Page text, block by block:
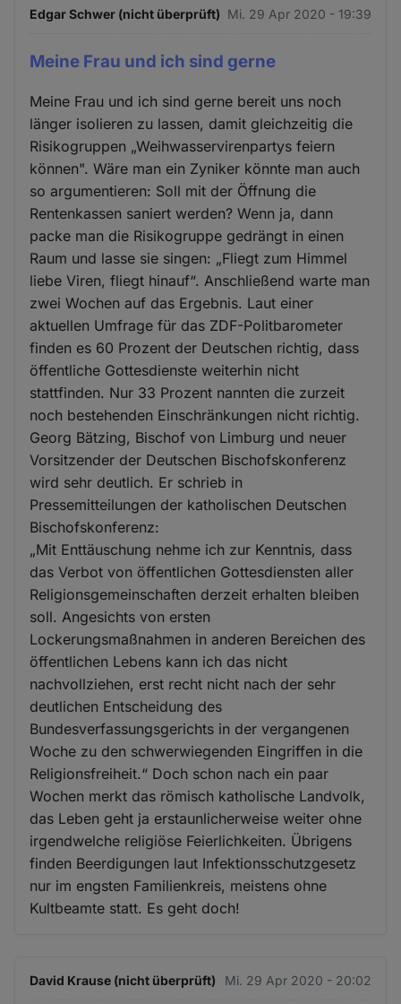
Edgar Schwer (nicht überprüft) Mi. 29 Apr 2020 - 19:39
Meine Frau und ich sind gerne
Meine Frau und ich sind gerne bereit uns noch
länger isolieren zu lassen, damit gleichzeitig die
Risikogruppen „Weihwasservirenpartys feiern
können". Wäre man ein Zyniker könnte man auch
so argumentieren: Soll mit der Öffnung die
Rentenkassen saniert werden? Wenn ja, dann
packe man die Risikogruppe gedrängt in einen
Raum und lasse sie singen: „Fliegt zum Himmel
liebe Viren, fliegt hinauf“. Anschließend warte man
zwei Wochen auf das Ergebnis. Laut einer
aktuellen Umfrage für das ZDF-Politbarometer
finden es 60 Prozent der Deutschen richtig, dass
öffentliche Gottesdienste weiterhin nicht
stattfinden. Nur 33 Prozent nannten die zurzeit
noch bestehenden Einschränkungen nicht richtig.
Georg Bätzing, Bischof von Limburg und neuer
Vorsitzender der Deutschen Bischofskonferenz
wird sehr deutlich. Er schrieb in
Pressemitteilungen der katholischen Deutschen
Bischofskonferenz:
„Mit Enttäuschung nehme ich zur Kenntnis, dass
das Verbot von öffentlichen Gottesdiensten aller
Religionsgemeinschaften derzeit erhalten bleiben
soll. Angesichts von ersten
Lockerungsmaßnahmen in anderen Bereichen des
öffentlichen Lebens kann ich das nicht
nachvollziehen, erst recht nicht nach der sehr
deutlichen Entscheidung des
Bundesverfassungsgerichts in der vergangenen
Woche zu den schwerwiegenden Eingriffen in die
Religionsfreiheit.“ Doch schon nach ein paar
Wochen merkt das römisch katholische Landvolk,
das Leben geht ja erstaunlicherweise weiter ohne
irgendwelche religiöse Feierlichkeiten. Übrigens
finden Beerdigungen laut Infektionsschutzgesetz
nur im engsten Familienkreis, meistens ohne
Kultbeamte statt. Es geht doch!
David Krause (nicht überprüft) Mi. 29 Apr 2020 - 20:02